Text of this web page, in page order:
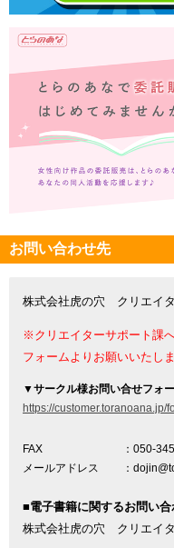
お問い合わせ先
株式会社虎の穴 クリエイ
※クリエイターサポート課
フォームよりお願いいたしま
▼サークル様お問い合せフォ
https://customer.toranoana.jp/
FAX
：050-
メールアドレス
：
■電子書籍に関するお問い
株式会社虎の穴 クリエイ